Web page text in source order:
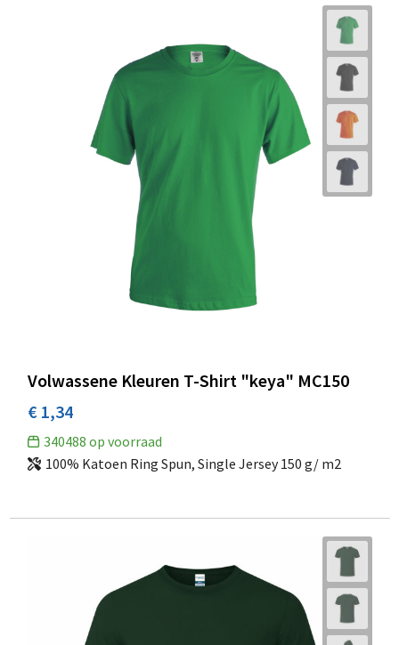
Volwassene Kleuren T-Shirt "keya" MC150
€ 1,34
340488 op voorraad
100% Katoen Ring Spun, Single Jersey 150 g/ m2